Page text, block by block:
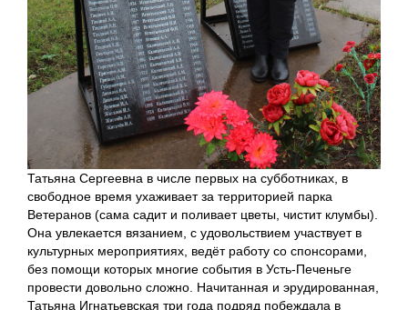
Татьяна Сергеевна в числе первых на субботниках, в
свободное время ухаживает за территорией парка
Ветеранов (сама садит и поливает цветы, чистит клумбы).
Она увлекается вязанием, с удовольствием участвует в
культурных мероприятиях, ведёт работу со спонсорами,
без помощи которых многие события в Усть-Печеньге
провести довольно сложно. Начитанная и эрудированная,
Татьяна Игнатьевская три года подряд побеждала в